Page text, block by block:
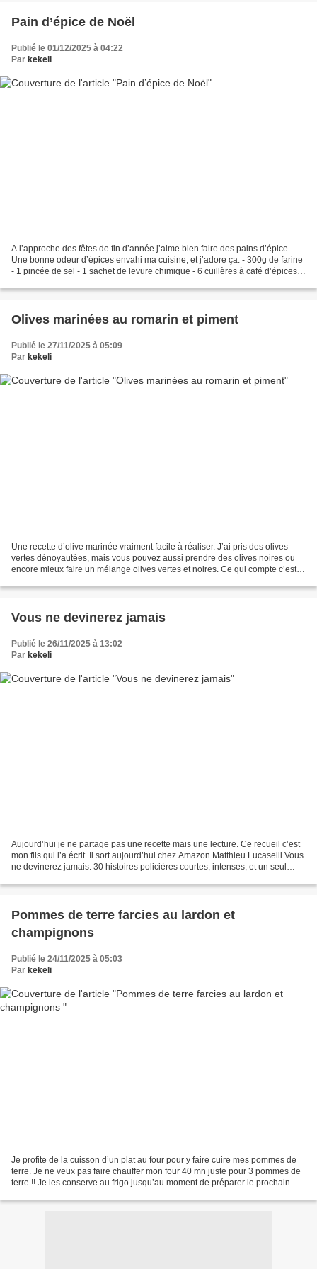
Pain d’épice de Noël
Publié le 01/12/2025 à 04:22
Par kekeli
A l’approche des fêtes de fin d’année j’aime bien faire des pains d’épice.
Une bonne odeur d’épices envahi ma cuisine, et j’adore ça. - 300g de farine
- 1 pincée de sel - 1 sachet de levure chimique - 6 cuillères à café d’épices à
Olives marinées au romarin et piment
Publié le 27/11/2025 à 05:09
Par kekeli
Une recette d’olive marinée vraiment facile à réaliser. J’ai pris des olives
vertes dénoyautées, mais vous pouvez aussi prendre des olives noires ou
encore mieux faire un mélange olives vertes et noires. Ce qui compte c’est
Vous ne devinerez jamais
Publié le 26/11/2025 à 13:02
Par kekeli
Aujourd’hui je ne partage pas une recette mais une lecture. Ce recueil c’est
mon fils qui l’a écrit. Il sort aujourd’hui chez Amazon Matthieu Lucaselli Vous
ne devinerez jamais: 30 histoires policières courtes, intenses, et un seul
Pommes de terre farcies au lardon et
champignons
Publié le 24/11/2025 à 05:03
Par kekeli
Je profite de la cuisson d’un plat au four pour y faire cuire mes pommes de
terre. Je ne veux pas faire chauffer mon four 40 mn juste pour 3 pommes de
terre !! Je les conserve au frigo jusqu’au moment de préparer le prochain